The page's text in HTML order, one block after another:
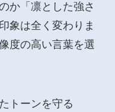
か「凛とした強さ
象は全く変わりま
度の高い言葉を選
トーンを守る